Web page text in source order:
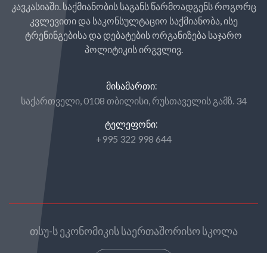
კავკასიაში. საქმიანობის საგანს წარმოადგენს როგორც
კვლევითი და საკონსულტაციო საქმიანობა, ისე
ტრენინგებისა და დებატების ორგანიზება საჯარო
პოლიტიკის ირგვლივ.
ᲛᲘᲡᲐᲛᲐᲠᲗᲘ:
საქართველი, 0108 თბილისი, რუსთაველის გამზ. 34
ᲢᲔᲚᲔᲤᲝᲜᲘ:
+995 322 998 644
თსუ-ს ეკონომიკის საერთაშორისო სკოლა